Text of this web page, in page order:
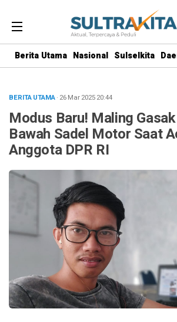
Berita Utama Nasional Sulselkita
BERITA UTAMA· 26 Mar 202520:44
Modus Baru! Maling
Bawah Sadel Motor Saat
Anggota DPR RI